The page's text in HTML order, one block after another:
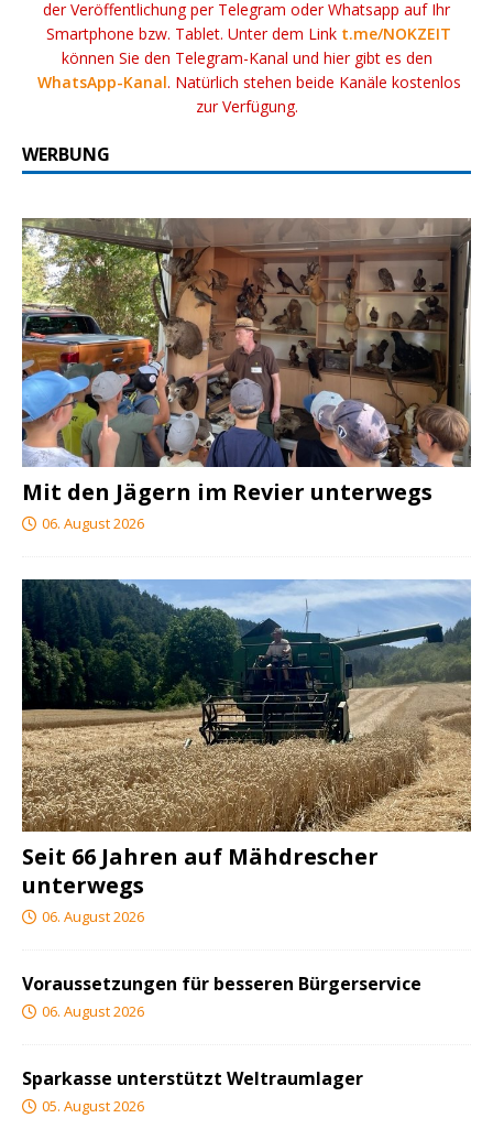
der Veröffentlichung per Telegram oder Whatsapp auf Ihr
Smartphone bzw. Tablet. Unter dem Link t.me/NOKZEIT
können Sie den Telegram-Kanal und hier gibt es den
WhatsApp-Kanal. Natürlich stehen beide Kanäle kostenlos
zur Verfügung.
WERBUNG
Mit den Jägern im Revier unterwegs
06. August 2026
Seit 66 Jahren auf Mähdrescher
unterwegs
06. August 2026
Voraussetzungen für besseren Bürgerservice
06. August 2026
Sparkasse unterstützt Weltraumlager
05. August 2026